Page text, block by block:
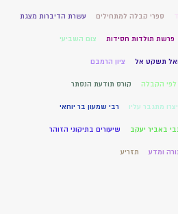
ספרי קבלה למתחילים עשרת הדיברות מצגת
פרשת תולדות חסידות צום השביעי
תשקט אל ציון הרמבם
לפי הקבלה קורס תודעת הנסתר
מתגבר עליו רבי שמעון בר יוחאי
באביר יעקב שיעורים בתיקוני הזוהר
ומדע תזריע